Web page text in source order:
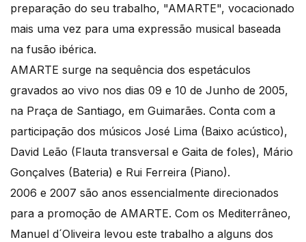
preparação do seu trabalho, "AMARTE", vocacionado
mais uma vez para uma expressão musical baseada
na fusão ibérica.
AMARTE surge na sequência dos espetáculos
gravados ao vivo nos dias 09 e 10 de Junho de 2005,
na Praça de Santiago, em Guimarães. Conta com a
participação dos músicos José Lima (Baixo acústico),
David Leão (Flauta transversal e Gaita de foles), Mário
Gonçalves (Bateria) e Rui Ferreira (Piano).
2006 e 2007 são anos essencialmente direcionados
para a promoção de AMARTE. Com os Mediterrâneo,
Manuel d´Oliveira levou este trabalho a alguns dos